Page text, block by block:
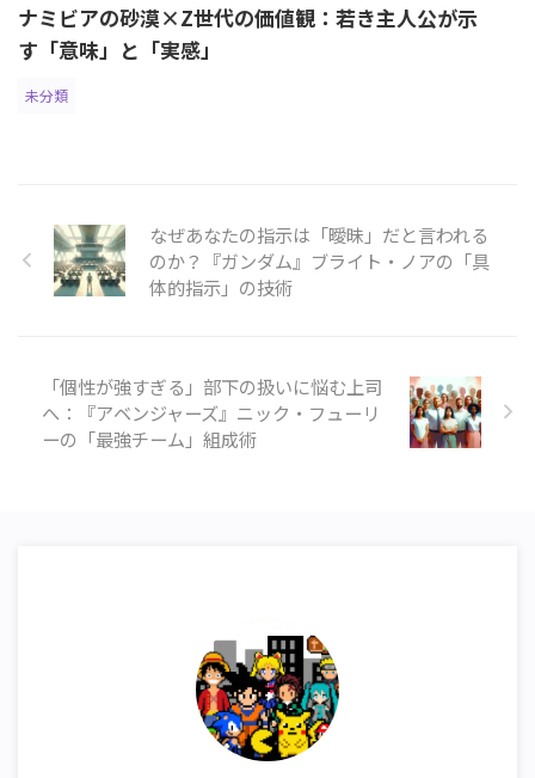
ナミビアの砂漠×Z世代の価値観：若き主人公が示
す「意味」と「実感」
未分類
なぜあなたの指示は「曖昧」だと言われる
のか？『ガンダム』ブライト・ノアの「具
体的指示」の技術
「個性が強すぎる」部下の扱いに悩む上司
へ：『アベンジャーズ』ニック・フューリ
ーの「最強チーム」組成術